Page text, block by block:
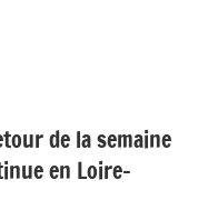
de la semaine
en Loire-